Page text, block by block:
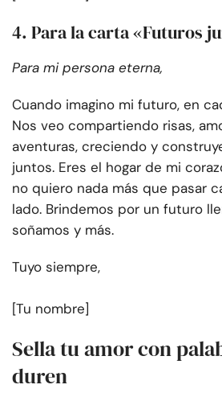
4. Para la carta «Futuros
Para mi persona eterna,
Cuando imagino mi futuro, en
Nos veo compartiendo risas,
aventuras, creciendo y
juntos. Eres el hogar de mi
no quiero nada más que pasar
lado. Brindemos por un futuro
soñamos y más.
Tuyo siempre,
[Tu nombre]
Sella tu amor con
duren